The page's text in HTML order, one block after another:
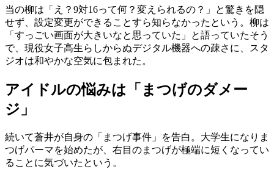
当の柳は「え？9対16って何？変えられるの？」と驚きを隠
せず、設定変更ができることすら知らなかったという。柳は
「すっごい画面が大きいなと思っていた」と語っていたそう
で、現役女子高生らしからぬデジタル機器への疎さに、スタ
ジオは和やかな空気に包まれた。
アイドルの悩みは「まつげのダメー
ジ」
続いて蒼井が自身の「まつげ事件」を告白。大学生になりま
つげパーマを始めたが、右目のまつげが極端に短くなってい
ることに気づいたという。